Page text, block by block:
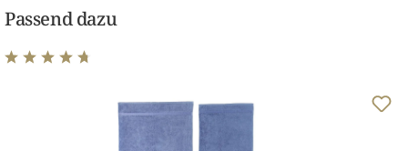
Passend dazu